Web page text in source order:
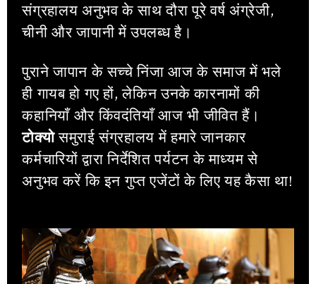
संग्रहालय अनुभव के साथ दौरा पूरे वर्ष अंग्रेजी,
चीनी और जापानी में उपलब्ध है।
पुराने जापान के सच्चे निंजा आज के समाज में भले
ही गायब हो गए हों, लेकिन उनके कारनामों की
कहानियाँ और किंवदंतियाँ आज भी जीवित हैं।
टोक्योसमुराई संग्रहालय में हमारे जानकार
कर्मचारियों द्वारा निर्देशित पर्यटन के माध्यम से
अनुभव करें कि इन गुप्त एजेंटों के लिए यह कैसा था!